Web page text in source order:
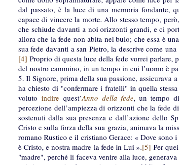
dal passato, è la luce di una memoria fondante,
capace di vincere la morte. Allo stesso tempo,
che schiude davanti a noi orizzonti grandi, e ci
allora che la fede non abita nel buio; che essa è
sua fede davanti a san Pietro, la descrive come
[4] Proprio di questa luce della fede vorrei parlare,
del nostro cammino, in un tempo in cui l’uomo è
5. Il Signore, prima della sua passione, assicurava
ha chiesto di "confermare i fratelli" in quella
volutoindire quest’Anno della fede, un tempo
percezione dell’ampiezza di orizzonti che la fede
sostenuti dalla sua presenza e dall’azione dello
Cristo e sulla forza della sua grazia, animava la
romano Rustico e il cristiano Gerace: « Dove
è Cristo, e nostra madre la fede in Lui ».[5] Per
"madre", perché li faceva venire alla luce,